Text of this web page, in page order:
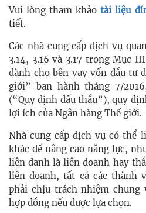
Vui lòng tham khảotài liệu
tiết.
Các nhà cung cấp dịch vụ
3.14, 3.16 và 3.17 trong Mục
dành cho bên vay vốn đầu tư
giới” ban hành tháng 7/
(“Quy định đấu thầu”), quy
lợi ích của Ngân hàng Thế giới.
Nhà cung cấp dịch vụ có thể
khác để nâng cao năng lực,
liên danh là liên doanh hay
liên doanh, tất cả các thành
phải chịu trách nhiệm chung
hợp đồng nếu được lựa chọn.